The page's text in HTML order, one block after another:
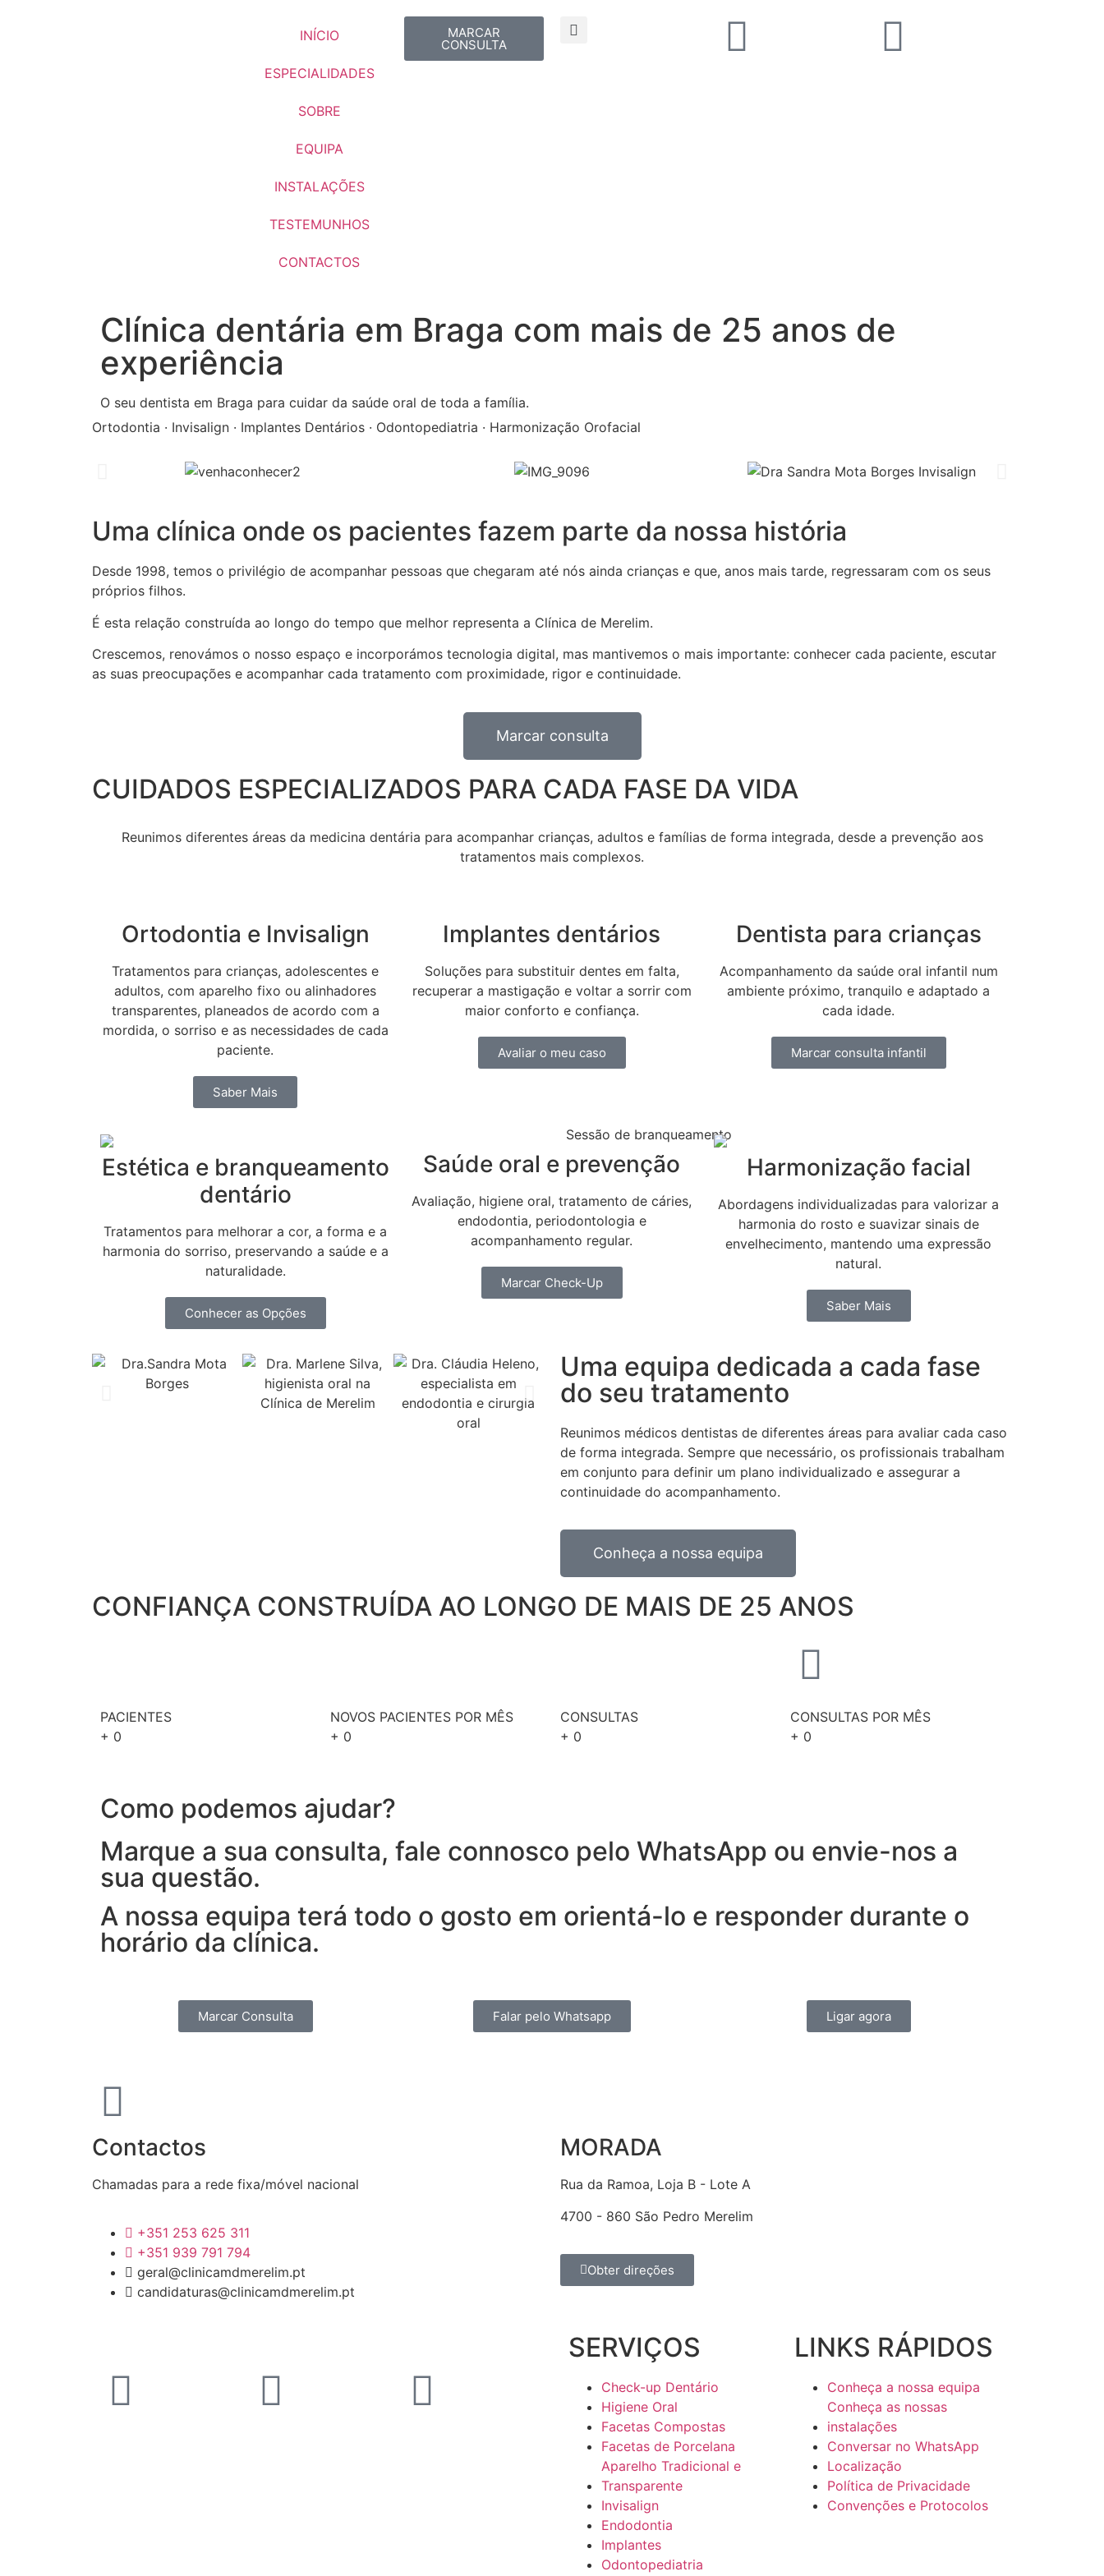
INÍCIO
ESPECIALIDADES
SOBRE
EQUIPA
INSTALAÇÕES
TESTEMUNHOS
CONTACTOS
MARCAR
CONSULTA
Clínica dentária em Braga com mais de 25 anos de
experiência
O seu dentista em Braga para cuidar da saúde oral de toda a família.
Ortodontia · Invisalign · Implantes Dentários · Odontopediatria · Harmonização Orofacial
Uma clínica onde os pacientes fazem parte da nossa história
Desde 1998, temos o privilégio de acompanhar pessoas que chegaram até nós ainda crianças e que, anos mais tarde, regressaram com os seus
próprios filhos.
É esta relação construída ao longo do tempo que melhor representa a Clínica de Merelim.
Crescemos, renovámos o nosso espaço e incorporámos tecnologia digital, mas mantivemos o mais importante: conhecer cada paciente, escutar
as suas preocupações e acompanhar cada tratamento com proximidade, rigor e continuidade.
Marcar consulta
CUIDADOS ESPECIALIZADOS PARA CADA FASE DA VIDA
Reunimos diferentes áreas da medicina dentária para acompanhar crianças, adultos e famílias de forma integrada, desde a prevenção aos
tratamentos mais complexos.
Ortodontia e Invisalign
Tratamentos para crianças, adolescentes e
adultos, com aparelho fixo ou alinhadores
transparentes, planeados de acordo com a
mordida, o sorriso e as necessidades de cada
paciente.
Saber Mais
Implantes dentários
Soluções para substituir dentes em falta,
recuperar a mastigação e voltar a sorrir com
maior conforto e confiança.
Avaliar o meu caso
Dentista para crianças
Acompanhamento da saúde oral infantil num
ambiente próximo, tranquilo e adaptado a
cada idade.
Marcar consulta infantil
Estética e branqueamento
dentário
Tratamentos para melhorar a cor, a forma e a
harmonia do sorriso, preservando a saúde e a
naturalidade.
Conhecer as Opções
Saúde oral e prevenção
Avaliação, higiene oral, tratamento de cáries,
endodontia, periodontologia e
acompanhamento regular.
Marcar Check-Up
Harmonização facial
Abordagens individualizadas para valorizar a
harmonia do rosto e suavizar sinais de
envelhecimento, mantendo uma expressão
natural.
Saber Mais
Uma equipa dedicada a cada fase
do seu tratamento
Reunimos médicos dentistas de diferentes áreas para avaliar cada caso
de forma integrada. Sempre que necessário, os profissionais trabalham
em conjunto para definir um plano individualizado e assegurar a
continuidade do acompanhamento.
Conheça a nossa equipa
CONFIANÇA CONSTRUÍDA AO LONGO DE MAIS DE 25 ANOS
PACIENTES
+ 0
NOVOS PACIENTES POR MÊS
+ 0
CONSULTAS
+ 0
CONSULTAS POR MÊS
+ 0
Como podemos ajudar?
Marque a sua consulta, fale connosco pelo WhatsApp ou envie-nos a
sua questão.
A nossa equipa terá todo o gosto em orientá-lo e responder durante o
horário da clínica.
Marcar Consulta Falar pelo Whatsapp Ligar agora
Contactos
Chamadas para a rede fixa/móvel nacional
+351 253 625 311
+351 939 791 794
geral@clinicamdmerelim.pt
candidaturas@clinicamdmerelim.pt
MORADA
Rua da Ramoa, Loja B - Lote A
4700 - 860 São Pedro Merelim
Obter direções
SERVIÇOS
Check-up Dentário
Higiene Oral
Facetas Compostas
Facetas de Porcelana
Aparelho Tradicional e
Transparente
Invisalign
Endodontia
Implantes
Odontopediatria
LINKS RÁPIDOS
Conheça a nossa equipa
Conheça as nossas
instalações
Conversar no WhatsApp
Localização
Política de Privacidade
Convenções e Protocolos